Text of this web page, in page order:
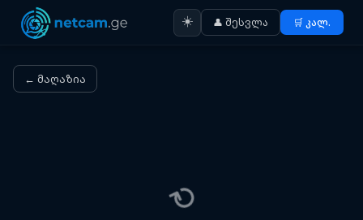
☀️ 👤 შესვლა 🛒 კალ.
← მაღაზია
⟳